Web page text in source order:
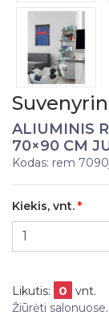
ALIUMINIS
70×90 CM
Kodas: rem
Kiekis, vnt.
Likutis: 0
vnt.
Žiūrėti salonuose.